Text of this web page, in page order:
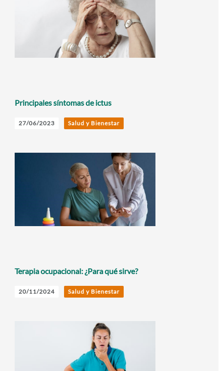
Principales síntomas de ictus
27/06/2023 Salud y Bienestar
Terapia ocupacional: ¿Para qué sirve?
20/11/2024 Salud y Bienestar